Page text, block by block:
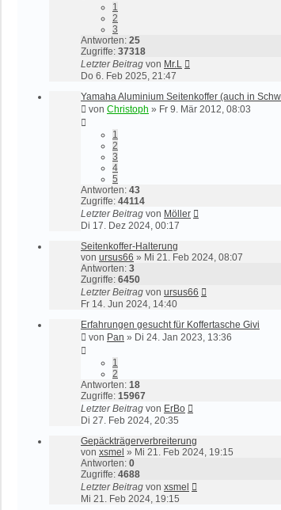
1
2
3
Antworten: 25
Zugriffe: 37318
Letzter Beitrag von Mr.L
Do 6. Feb 2025, 21:47
Yamaha Aluminium Seitenkoffer (auch in
von Christoph » Fr 9. Mär 2012, 08:03
1
2
3
4
5
Antworten: 43
Zugriffe: 44114
Letzter Beitrag von Möller
Di 17. Dez 2024, 00:17
Seitenkoffer-Halterung
von ursus66 » Mi 21. Feb 2024, 08:07
Antworten: 3
Zugriffe: 6450
Letzter Beitrag von ursus66
Fr 14. Jun 2024, 14:40
Erfahrungen gesucht für Koffertasche Givi
von Pan » Di 24. Jan 2023, 13:36
1
2
Antworten: 18
Zugriffe: 15967
Letzter Beitrag von ErBo
Di 27. Feb 2024, 20:35
Gepäckträgerverbreiterung
von xsmel » Mi 21. Feb 2024, 19:15
Antworten: 0
Zugriffe: 4688
Letzter Beitrag von xsmel
Mi 21. Feb 2024, 19:15